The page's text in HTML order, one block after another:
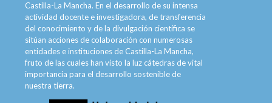
Castilla-La Mancha. En el desarrollo de su intensa
actividad docente e investigadora, de transferencia
del conocimiento y de la divulgación científica se
sitúan acciones de colaboración con numerosas
entidades e instituciones de Castilla-La Mancha,
fruto de las cuales han visto la luz cátedras de vital
importancia para el desarrollo sostenible de
nuestra tierra.